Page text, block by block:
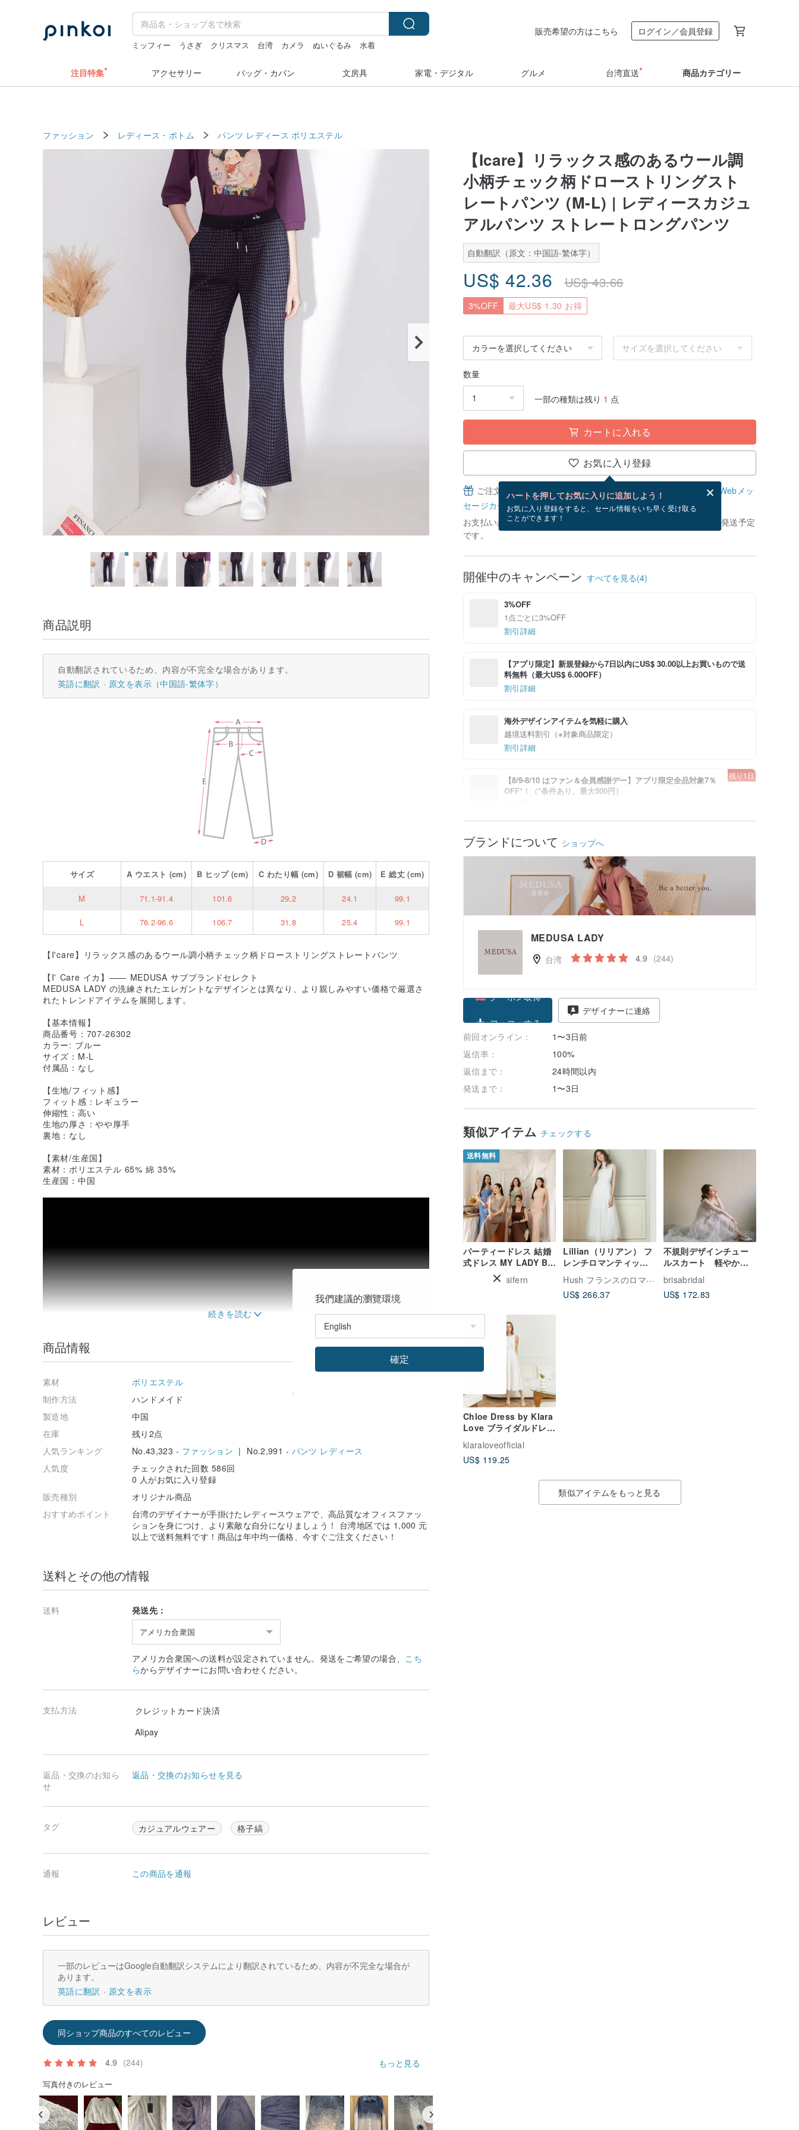
ミッフィー うさぎ クリスマス 台湾 カメラ ぬいぐるみ
水着
販売希望の方はこちら ログイン／会員登録
注目特集 アクセサリー バッグ・カバン 文房具 家電・デジタル グルメ 台湾直送 商品カテゴリー
ファッション レディース・ボトム パンツ レディース ポリエステル
【Icare】リラックス感のあるウール調
小柄チェック柄ドローストリングスト
レートパンツ (M-L) | レディースカジュ
アルパンツ ストレートロングパンツ
自動翻訳（原文：中国語-繁体字）
US$ 42.36 US$43.66
3%OFF 最大US$ 1.30 お得
数量
一部の種類は残り 1 点
カートに入れる
お気に入り登録
ハートを押してお気に入りに追加しよう！
お気に入り登録をすると、セール情報をいち早く受け取る
ことができます！
ご注文完了後、無料でWebメッセージカードを作成できます。
Webメッ
セージカードとは？
お支払いが確認できてから、ショップの休日を除く 2 営業日以内に発送予定
です。
開催中のキャンペーン すべてを見る(4)
3%OFF
1点ごとに3%OFF
割引詳細
【アプリ限定】新規登録から7日以内にUS$ 30.00以上お買いもので送
料無料（最大US$ 6.00OFF）
割引詳細
海外デザインアイテムを気軽に購入
越境送料割引（※対象商品限定）
割引詳細
【8/9-8/10 はファン＆会員感謝デー】アプリ限定全品対象7％
OFF*！（*条件あり、最大500円）
残り1日
ブランドについて ショップへ
MEDUSA LADY
台湾 4.9 (244)
フォローする
デザイナーに連絡
前回オンライン：
1〜3日前
返信率：
100%
返信まで：
24時間以内
発送まで：
1〜3日
類似アイテム チェックする
送料無料
パーティードレス 結婚
式ドレス MY LADY BY
BAIFERN - ML526
myladybybaifern
Lillian（リリアン） フ
レンチロマンティック
アイラッシュレースロ
ングドレス、イブニン
グドレス、ライトウェ
Hush フランスのロマンチックで美しい生活
US$ 266.37
不規則デザインチュー
ルスカート 軽やかな
ウェディングドレスの
最適な選択
brisabridal
US$ 172.83
Chloe Dress by Klara
Love ブライダルドレ
ス、エンゲージメント
ドレス、プレウェディ
ングドレス、パーティ
klaraloveofficial
US$ 119.25
類似アイテムをもっと見る
商品説明
自動翻訳されているため、内容が不完全な場合があります。
英語に翻訳
原文を表示（中国語-繁体字）
サイズ A ウエスト (cm) B ヒップ(cm) C わたり幅 (cm) D 裾幅 (cm) E総丈(cm)
M 71.1-91.4 101.6 29.2 24.1 99.1
L 76.2-96.6 106.7 31.8 25.4 99.1
【I'care】リラックス感のあるウール調小柄チェック柄ドローストリングストレートパンツ
【I' Care イカ】—— MEDUSA サブブランドセレクト
MEDUSA LADY の洗練されたエレガントなデザインとは異なり、より親しみやすい価格で厳選さ
れたトレンドアイテムを展開します。
【基本情報】
商品番号：707-26302
カラー: ブルー
サイズ：M-L
付属品：なし
【生地/フィット感】
フィット感：レギュラー
伸縮性：高い
生地の厚さ：やや厚手
裏地：なし
【素材/生産国】
素材：ポリエステル 65% 綿 35%
生産国：中国
商品情報
素材
ポリエステル
制作方法
ハンドメイド
製造地
中国
在庫
残り2点
人気ランキング
No.43,323 - ファッション | No.2,991 - パンツ レディース
人気度
チェックされた回数 586回
0 人がお気に入り登録
販売種別
オリジナル商品
おすすめポイント
台湾のデザイナーが手掛けたレディースウェアで、高品質なオフィスファッ
ションを身につけ、より素敵な自分になりましょう！ 台湾地区では 1,000 元
以上で送料無料です！商品は年中均一価格、今すぐご注文ください！
送料とその他の情報
送料 発送先：
アメリカ合衆国
アメリカ合衆国への送料が設定されていません。発送をご希望の場合、 こち
らからデザイナーにお問い合わせください。
支払方法
クレジットカード決済
Alipay
返品・交換のお知ら
せ
返品・交換のお知らせを見る
タグ カジュアルウェアー 格子縞
通報 この商品を通報
レビュー
一部のレビューはGoogle自動翻訳システムにより翻訳されているため、内容が不完全な場合が
あります。
英語に翻訳
原文を表示
同ショップ商品のすべてのレビュー
4.9 (244) もっと見る
写真付きのレビュー
我們建議的瀏覽環境
確定